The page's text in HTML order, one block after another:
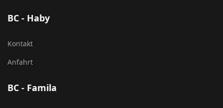
BC - Haby
Kontakt
Anfahrt
BC - Famila